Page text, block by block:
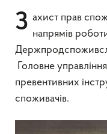
Захист прав споживачів є одним з пріоритетних напрямів
Головне
превентивних
споживачів.